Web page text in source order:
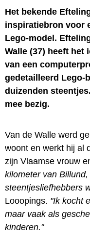
Het bekende
inspiratiebron voor
Lego-model.
Walle (37) heeft het
van een
gedetailleerd Lego-
duizenden
mee bezig.
Van de Walle werd
woont en werkt hij al
zijn Vlaamse vrouw
kilometer van
steentjesliefhebbers
Looopings. "Ik kocht
maar vaak als
kinderen."